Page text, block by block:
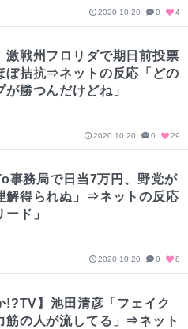
2020.10.20 0 4
激戦州フロリダで期日前投票
ぼ拮抗⇒ネットの反応「どの
勝つんだけどね」
2020.10.20 0 29
事務局で日当7万円、野党が
解得られぬ」⇒ネットの反応
ード」
2020.10.20 0 8
!?TV】池田清彦「フェイク
筋の人が流してる」⇒ネット